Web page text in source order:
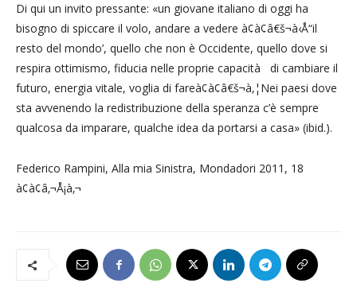
Di qui un invito pressante: «un giovane italiano di oggi ha
bisogno di spiccare il volo, andare a vedere à¢à¢â€š¬à‹Å“il
resto del mondo’, quello che non è Occidente, quello dove si
respira ottimismo, fiducia nelle proprie capacità di cambiare il
futuro, energia vitale, voglia di fareà¢à¢â€š¬à‚¦Nei paesi dove
sta avvenendo la redistribuzione della speranza c’è sempre
qualcosa da imparare, qualche idea da portarsi a casa» (ibid.).
Federico Rampini, Alla mia Sinistra, Mondadori 2011, 18
à¢à¢â‚¬Å¡à‚¬